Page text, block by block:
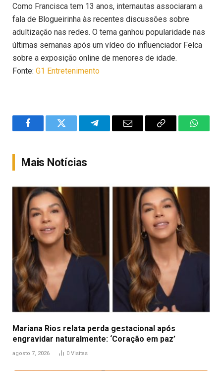
Como Francisca tem 13 anos, internautas associaram a
fala de Blogueirinha às recentes discussões sobre
adultização nas redes. O tema ganhou popularidade nas
últimas semanas após um vídeo do influenciador Felca
sobre a exposição online de menores de idade.
Fonte: G1 Entretenimento
FacebookTwitter TelegramEmail
Copy
Mais Notícias
Mariana Rios relata perda gestacional após
engravidar naturalmente: ‘Coração em paz’
agosto 7, 2026 0 Visitas